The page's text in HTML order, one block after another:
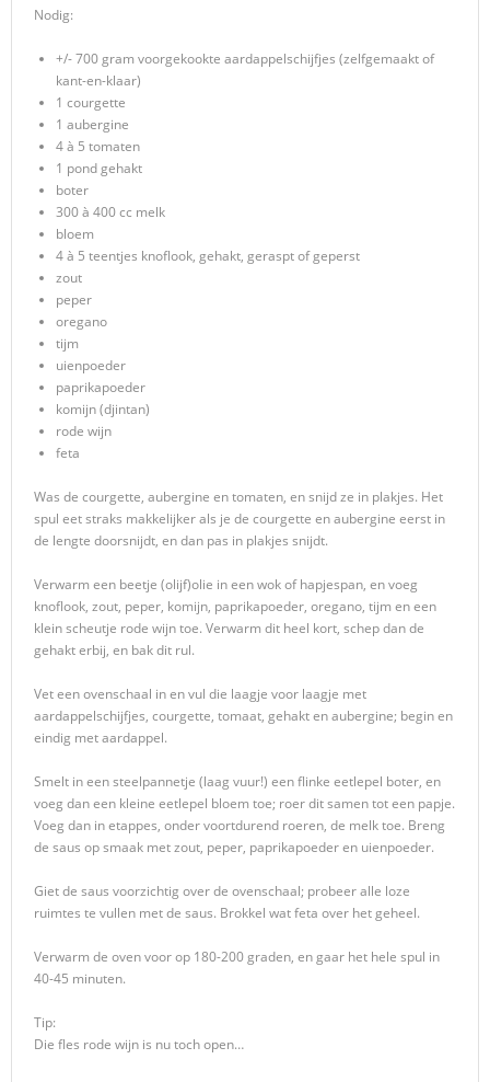
Nodig:
+/- 700 gram voorgekookte aardappelschijfjes (zelfgemaakt of
kant-en-klaar)
1 courgette
1 aubergine
4 à 5 tomaten
1 pond gehakt
boter
300 à 400 cc melk
bloem
4 à 5 teentjes knoflook, gehakt, geraspt of geperst
zout
peper
oregano
tijm
uienpoeder
paprikapoeder
komijn (djintan)
rode wijn
feta
Was de courgette, aubergine en tomaten, en snijd ze in plakjes. Het
spul eet straks makkelijker als je de courgette en aubergine eerst in
de lengte doorsnijdt, en dan pas in plakjes snijdt.
Verwarm een beetje (olijf)olie in een wok of hapjespan, en voeg
knoflook, zout, peper, komijn, paprikapoeder, oregano, tijm en een
klein scheutje rode wijn toe. Verwarm dit heel kort, schep dan de
gehakt erbij, en bak dit rul.
Vet een ovenschaal in en vul die laagje voor laagje met
aardappelschijfjes, courgette, tomaat, gehakt en aubergine; begin en
eindig met aardappel.
Smelt in een steelpannetje (laag vuur!) een flinke eetlepel boter, en
voeg dan een kleine eetlepel bloem toe; roer dit samen tot een papje.
Voeg dan in etappes, onder voortdurend roeren, de melk toe. Breng
de saus op smaak met zout, peper, paprikapoeder en uienpoeder.
Giet de saus voorzichtig over de ovenschaal; probeer alle loze
ruimtes te vullen met de saus. Brokkel wat feta over het geheel.
Verwarm de oven voor op 180-200 graden, en gaar het hele spul in
40-45 minuten.
Tip:
Die fles rode wijn is nu toch open…